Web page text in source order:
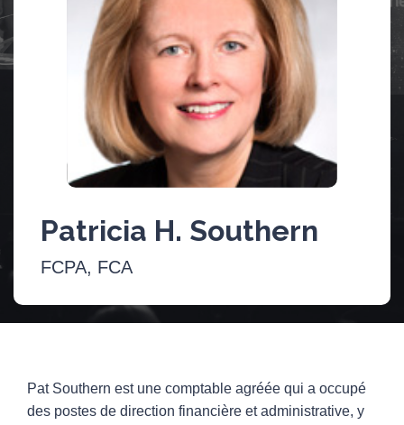
Patricia H. Southern
FCPA, FCA
Pat Southern est une comptable agréée qui a occupé
des postes de direction financière et administrative, y